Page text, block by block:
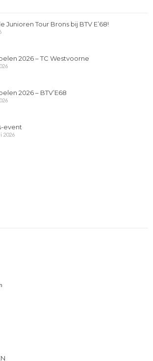
Junioren Tour Brons bij BTV E’68!
2026 – TC Westvoorne
2026 – BTV’E68
event
2026